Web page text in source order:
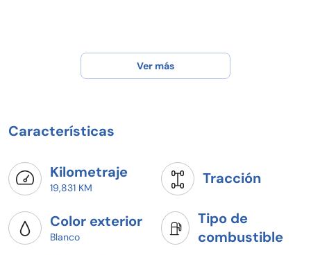
Ver más
Características
Kilometraje
19,831 KM
Tracción
Color exterior
Blanco
Tipo de
combustible